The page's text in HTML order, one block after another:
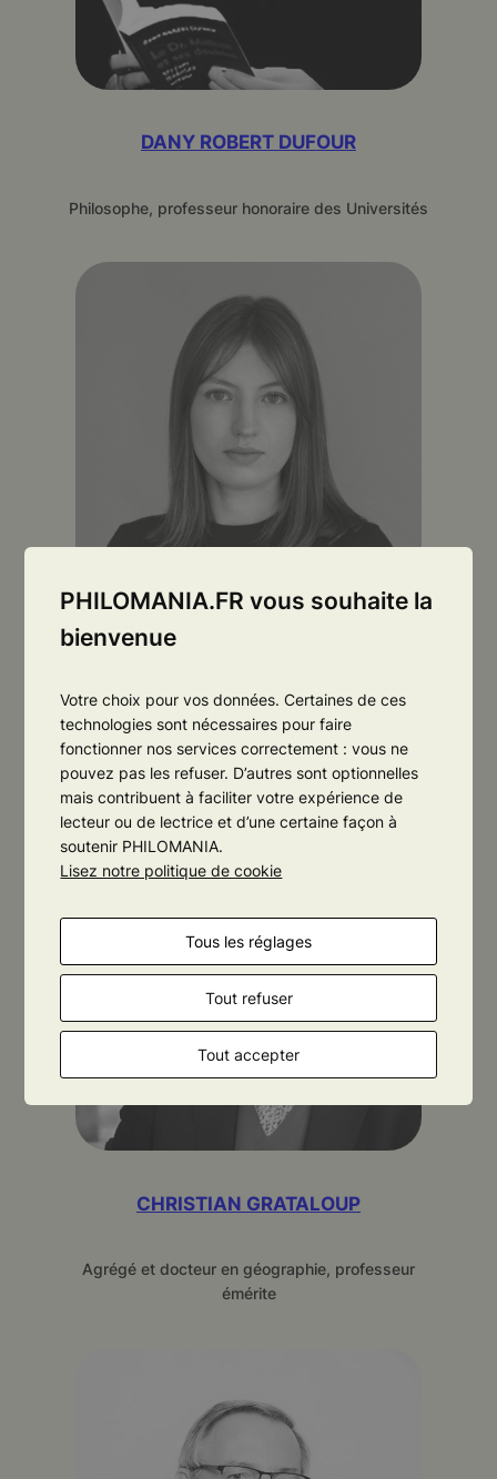
DANY ROBERT DUFOUR
Philosophe, professeur honoraire des Universités
Agrégée et docteure
en philosophie, auteure
CHRISTIAN GRATALOUP
Agrégé et docteur en géographie, professeur
émérite
PHILOMANIA.FR vous souhaite la
bienvenue
Votre choix pour vos données. Certaines de ces
technologies sont nécessaires pour faire
fonctionner nos services correctement : vous ne
pouvez pas les refuser. D’autres sont optionnelles
mais contribuent à faciliter votre expérience de
lecteur ou de lectrice et d’une certaine façon à
soutenir PHILOMANIA.
Lisez notre politique de cookie
Tous les réglages
Tout refuser
Tout accepter